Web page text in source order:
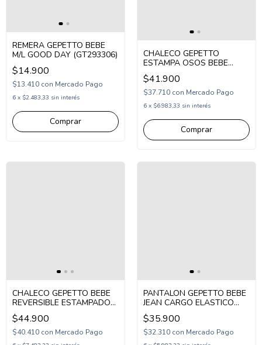
REMERA GEPETTO BEBE
M/L GOOD DAY (GT293306)
$14.900
$13.410 con Mercado Pago
6 x $2.483,33 sin interés
Comprar
CHALECO GEPETTO
ESTAMPA OSOS BEBE
(GT293155)
$41.900
$37.710 con Mercado Pago
6 x $6.983,33 sin interés
Comprar
CHALECO GEPETTO BEBE
REVERSIBLE ESTAMPADO
(GT293154)
$44.900
$40.410 con Mercado Pago
PANTALON GEPETTO BEBE
JEAN CARGO ELASTICO
PEQUE (GT293105)
$35.900
$32.310 con Mercado Pago